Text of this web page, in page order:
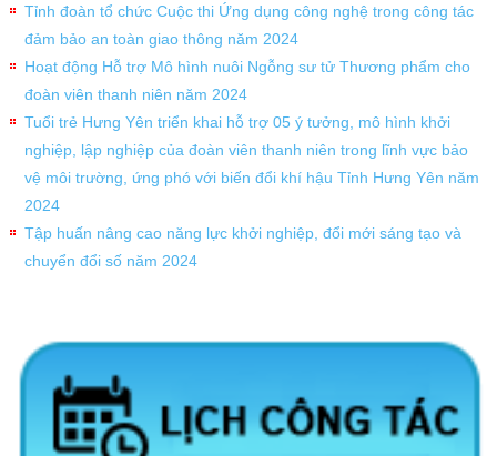
Tỉnh đoàn tổ chức Cuộc thi Ứng dụng công nghệ trong công tác
đảm bảo an toàn giao thông năm 2024
Hoạt động Hỗ trợ Mô hình nuôi Ngỗng sư tử Thương phẩm cho
đoàn viên thanh niên năm 2024
Tuổi trẻ Hưng Yên triển khai hỗ trợ 05 ý tưởng, mô hình khởi
nghiệp, lập nghiệp của đoàn viên thanh niên trong lĩnh vực bảo
vệ môi trường, ứng phó với biến đổi khí hậu Tỉnh Hưng Yên năm
2024
Tập huấn nâng cao năng lực khởi nghiệp, đổi mới sáng tạo và
chuyển đổi số năm 2024